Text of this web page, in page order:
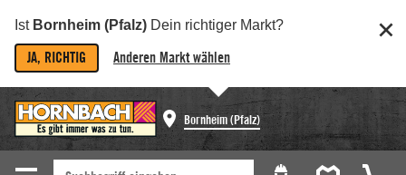
Ist Bornheim (Pfalz) Dein richtiger Markt?
JA, RICHTIG Anderen Markt wählen
Bornheim (Pfalz)